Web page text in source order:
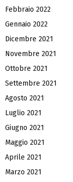
Febbraio 2022
Gennaio 2022
Dicembre 2021
Novembre 2021
Ottobre 2021
Settembre 2021
Agosto 2021
Luglio 2021
Giugno 2021
Maggio 2021
Aprile 2021
Marzo 2021